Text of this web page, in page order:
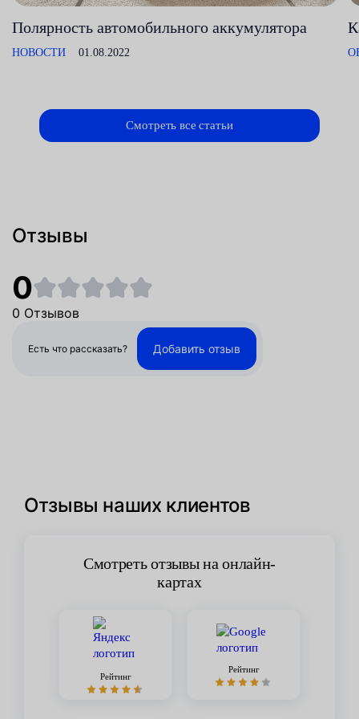
Полярность автомобильного аккумулятора
НОВОСТИ 01.08.2022
Смотреть все статьи
Отзывы
0
0 Отзывов
Есть что рассказать? Добавить отзыв
Отзывы наших клиентов
Смотреть отзывы на онлайн-
картах
Рейтинг
Рейтинг